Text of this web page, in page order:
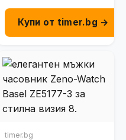
Купи от timer.bg →
timer.bg